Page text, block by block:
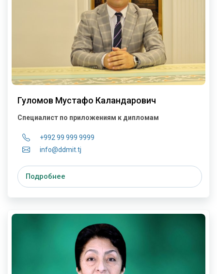
Гуломов Мустафо Каландарович
Специалист по приложениям к дипломам
+992 99 999 9999
info@ddmit.tj
Подробнее